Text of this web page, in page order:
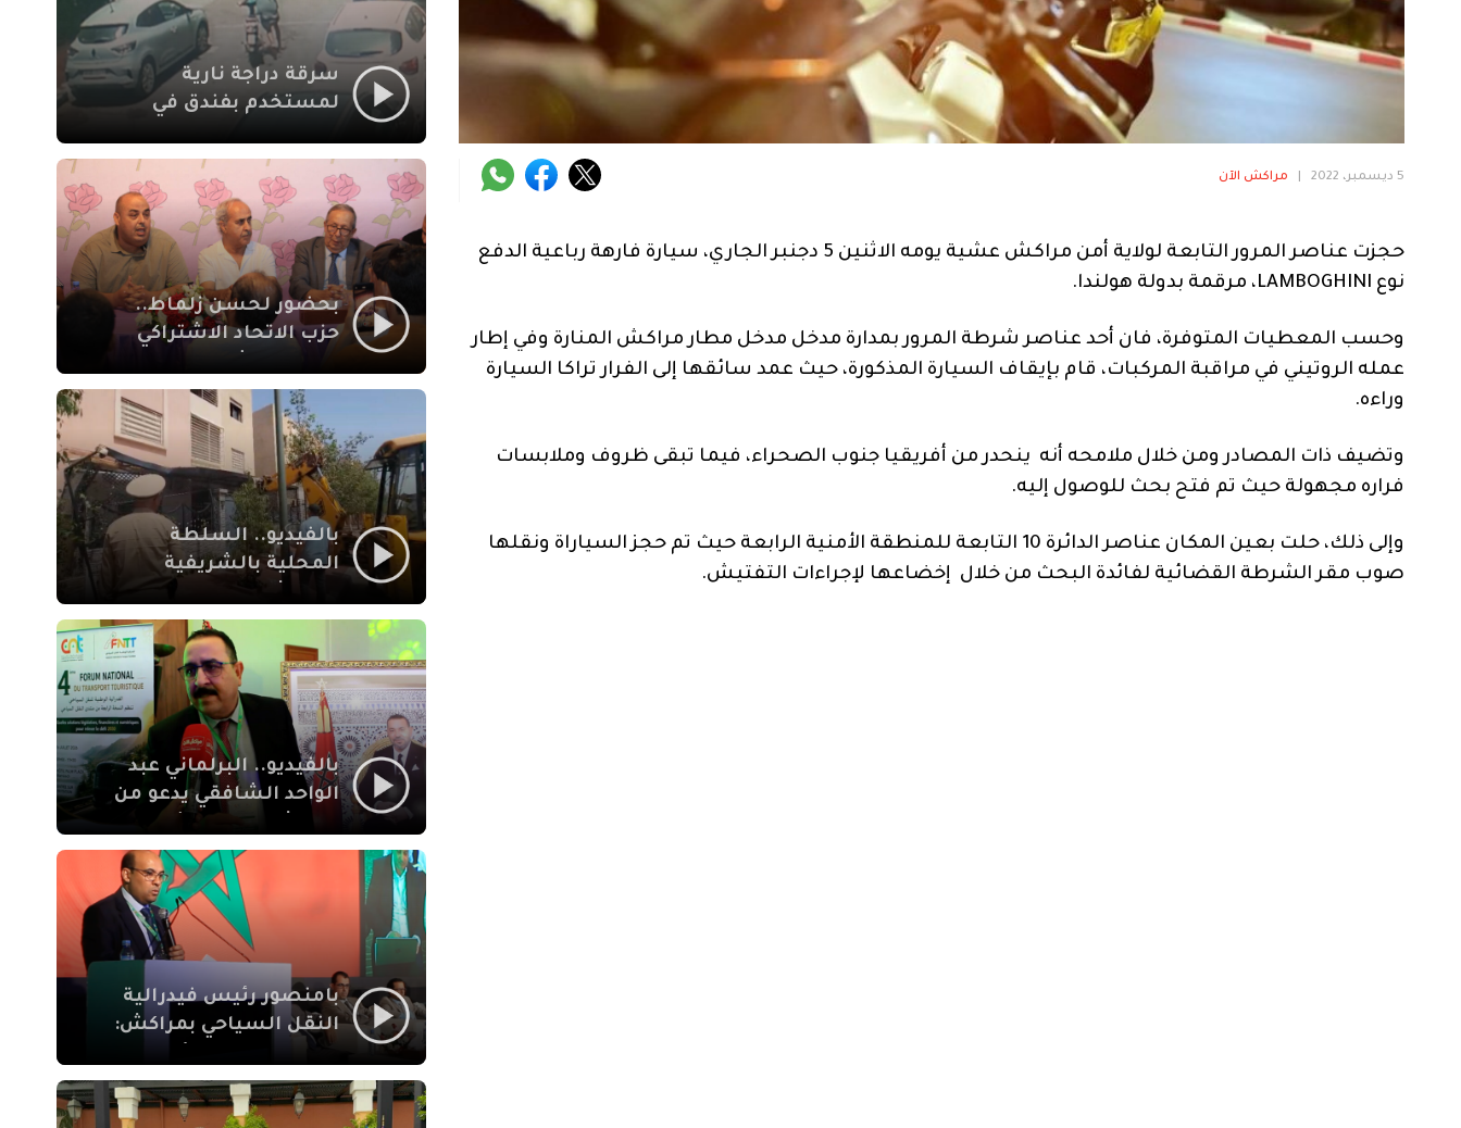
5 ديسمبر، 2022 مراكش الآن
حجزت عناصر المرور التابعة لولاية أمن مراكش عشية يومه الاثنين 5 دجنبر الجاري، سيارة فارهة رباعية الدفع
نوع LAMBOGHINI، مرقمة بدولة هولندا.
وحسب المعطيات المتوفرة، فان أحد عناصر شرطة المرور بمدارة مدخل مدخل مطار مراكش المنارة وفي إطار
عمله الروتيني في مراقبة المركبات، قام بإيقاف السيارة المذكورة، حيث عمد سائقها إلى الفرار تراكا السيارة
وراءه.
وتضيف ذات المصادر ومن خلال ملامحه أنه ينحدر من أفريقيا جنوب الصحراء، فيما تبقى ظروف وملابسات
فراره مجهولة حيث تم فتح بحث للوصول إليه.
وإلى ذلك، حلت بعين المكان عناصر الدائرة 10 التابعة للمنطقة الأمنية الرابعة حيث تم حجز السياراة ونقلها
صوب مقر الشرطة القضائية لفائدة البحث من خلال إخضاعها لإجراءات التفتيش.
سرقة دراجة نارية
لمستخدم بفندق في
بمراكش
بحضور لحسن زلماط..
حزب الاتحاد الاشتراكي
مقراً بمقاطعة سيدي
يوسف بن علي مراكش
بالفيديو.. السلطة
المحلية بالشريفية
بنايات غير قانونية بإقامة
الإيمان
بالفيديو.. البرلماني عبد
الواحد الشافقي يدعو من
النقل السياحي لمواكبة
بامنصور رئيس فيدرالية
النقل السياحي بمراكش:
والاصلاح التشريعي
ركيزتان أساسيتان لكسب